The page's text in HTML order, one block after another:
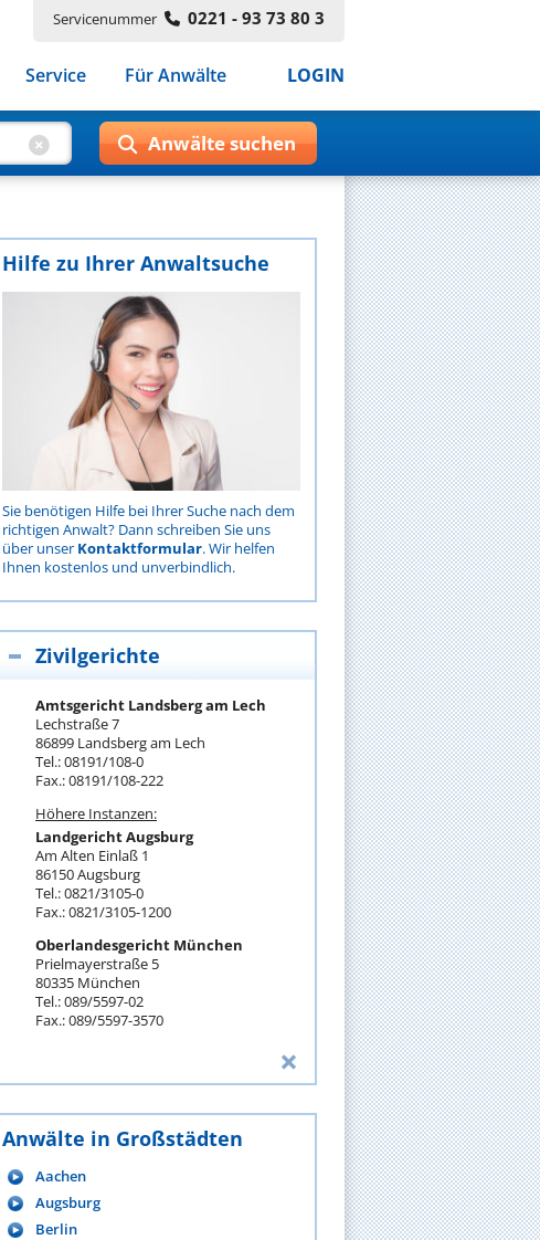
Servicenummer 0221 - 93 73 80 3
Service Für Anwälte LOGIN
Hilfe zu Ihrer Anwaltsuche
Sie benötigen Hilfe bei Ihrer Suche nach dem
richtigen Anwalt? Dann schreiben Sie uns
über unser Kontaktformular. Wir helfen
Ihnen kostenlos und unverbindlich.
Zivilgerichte
Amtsgericht Landsberg am Lech
Lechstraße 7
86899 Landsberg am Lech
Tel.: 08191/108-0
Fax.: 08191/108-222
Höhere Instanzen:
Landgericht Augsburg
Am Alten Einlaß 1
86150 Augsburg
Tel.: 0821/3105-0
Fax.: 0821/3105-1200
Oberlandesgericht München
Prielmayerstraße 5
80335 München
Tel.: 089/5597-02
Fax.: 089/5597-3570
Anwälte in Großstädten
Aachen
Augsburg
Berlin